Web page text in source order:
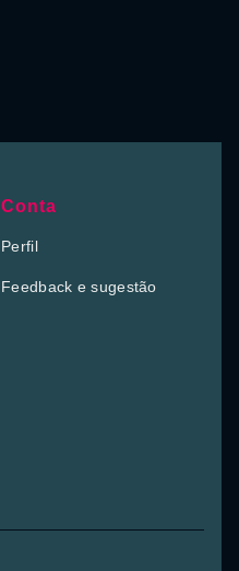
Conta
Perfil
Feedback e sugestão